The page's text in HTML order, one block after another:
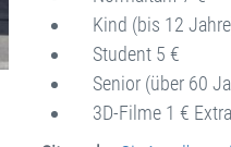
Kind (bis 12
Student 5 €
Senior (über 60
3D-Filme 1 €